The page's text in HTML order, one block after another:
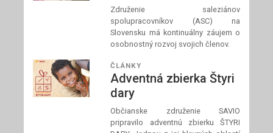
Združenie saleziánov
spolupracovníkov (ASC) na
Slovensku má kontinuálny záujem o
osobnostný rozvoj svojich členov.
ČLÁNKY
Adventná zbierka Štyri
dary
Občianske združenie SAVIO
pripravilo adventnú zbierku ŠTYRI